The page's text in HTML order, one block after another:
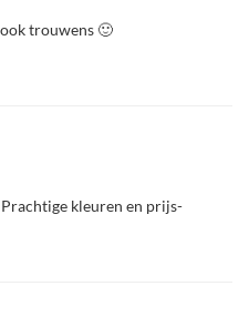
trouwens 🙂
kleuren en prijs-